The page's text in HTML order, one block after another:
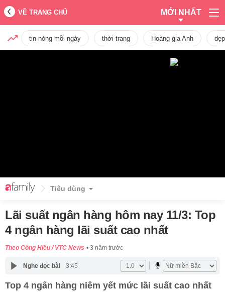
VỀ TRANG CHỦ MỚI NHẤT
tin nóng mỗi ngày thời trang Hoàng gia Anh dẹp
Tiêu dùng
Lãi suất ngân hàng hôm nay 11/3: Top
4 ngân hàng lãi suất cao nhất
Theo Công Hiếu / VTC News 3 năm trước
Nghe đọc bài 3:45
Top 4 ngân hàng niêm yết mức lãi suất cao nhất